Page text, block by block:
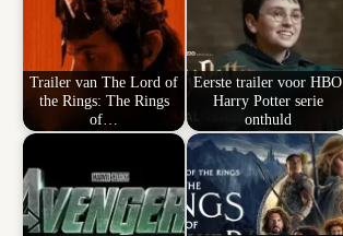
Trailer van The Lord of
the Rings: The Rings
of…
Eerste trailer voor HBO
Harry Potter serie
onthuld